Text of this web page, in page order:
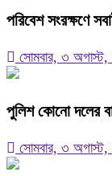
পরিবেশ সংরক্ষণে
সোমবার, ৩
পুলিশ কোনো দলের বা
সোমবার, ৩